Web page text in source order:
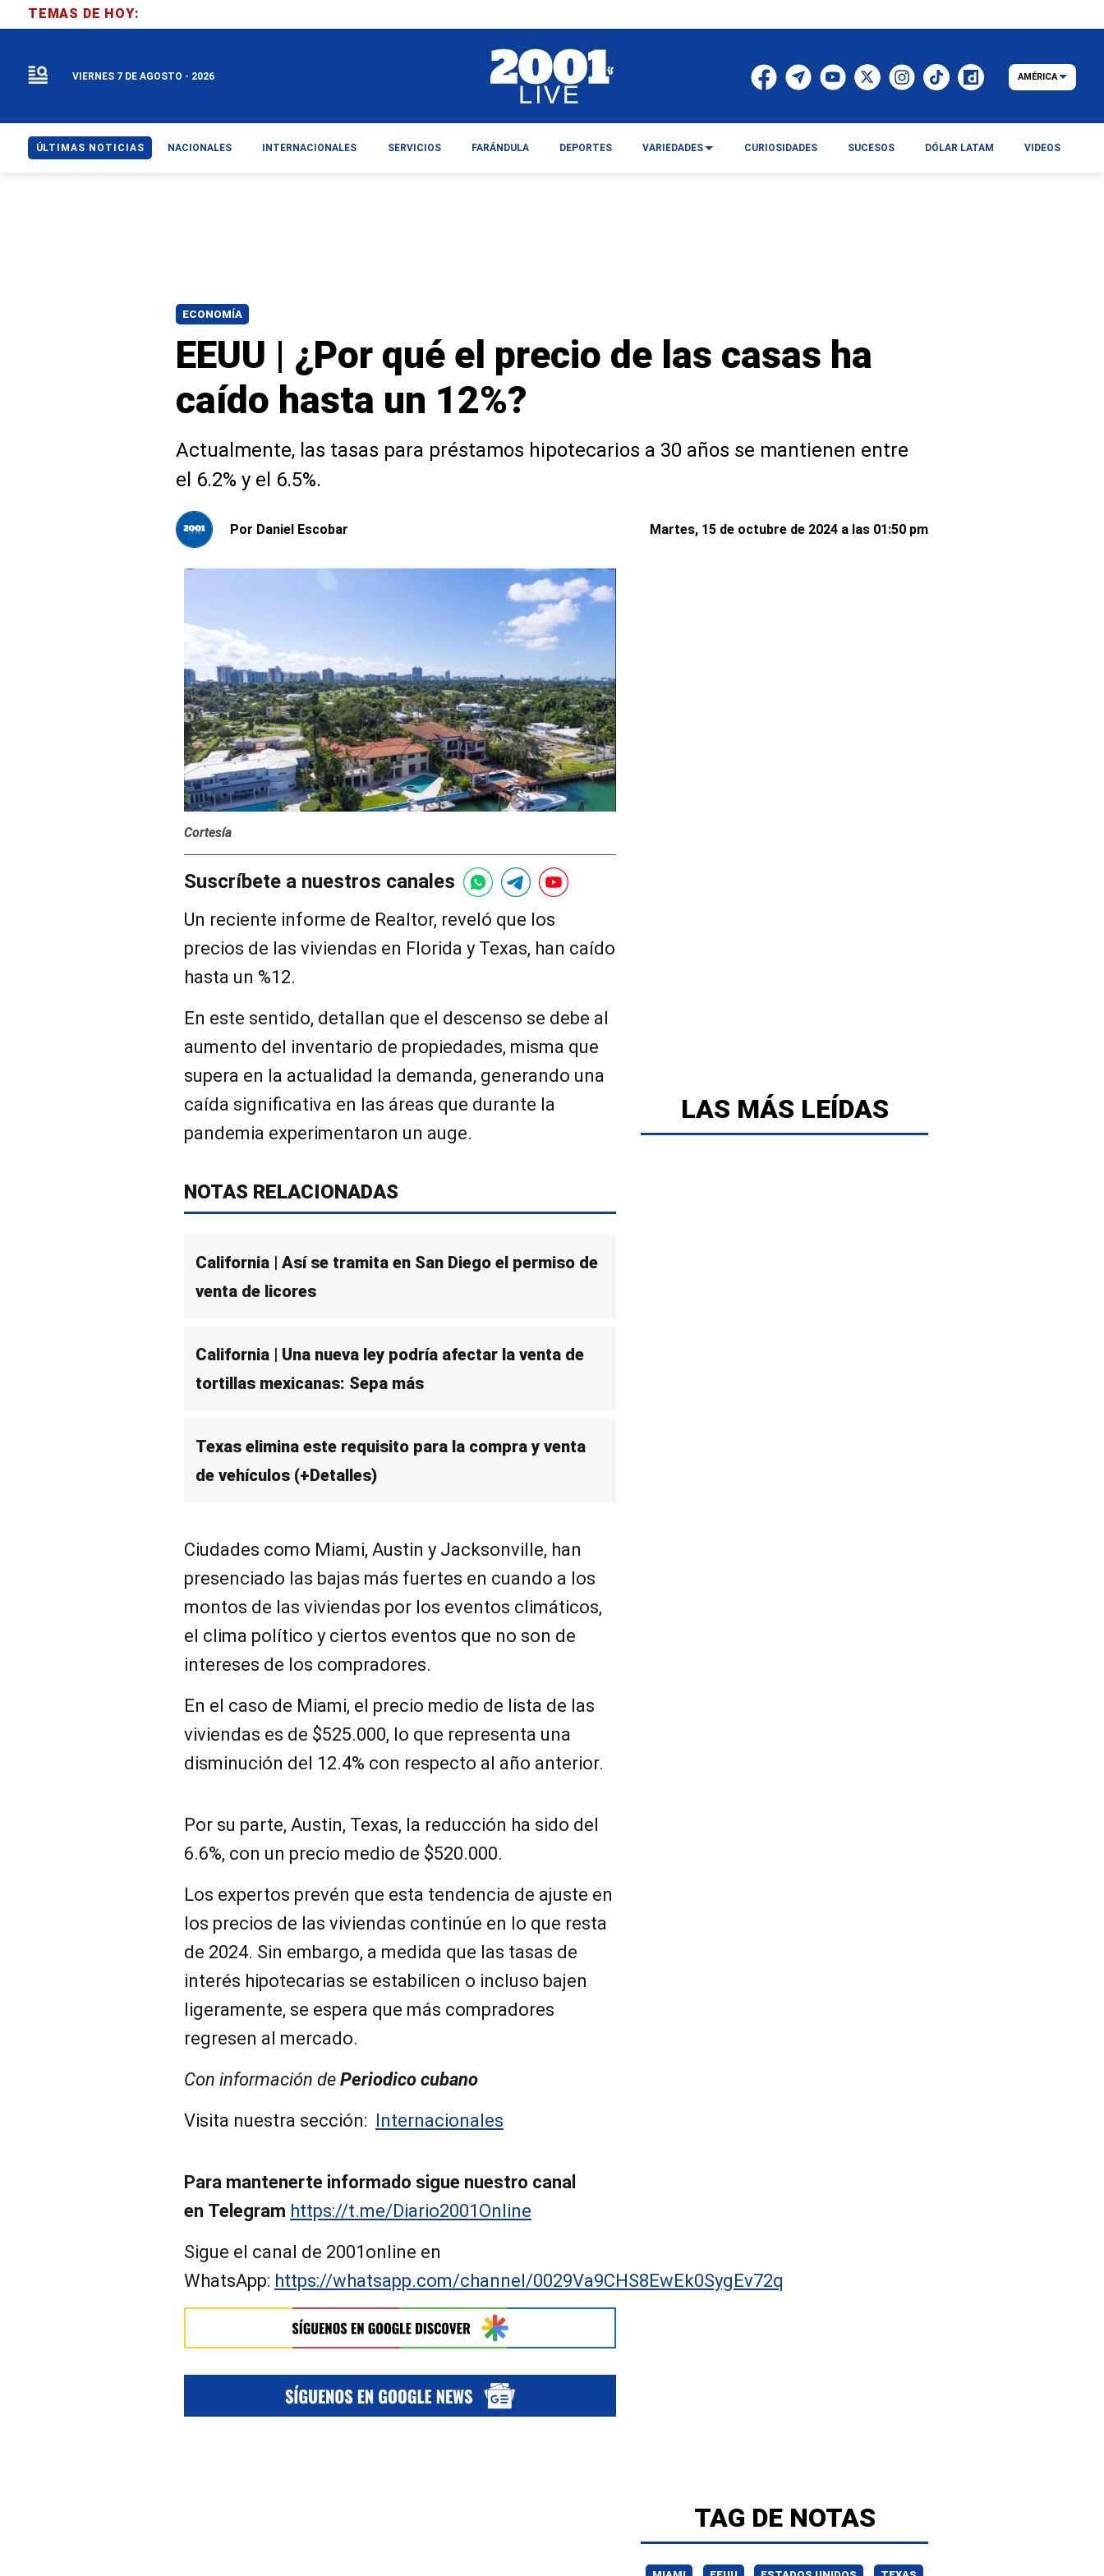
ECONOMÍA
EEUU | ¿Por qué el precio de las casas ha
caído hasta un 12%?
Actualmente, las tasas para préstamos hipotecarios a 30 años se mantienen entre
el 6.2% y el 6.5%.
Por Daniel Escobar Martes, 15 de octubre de 2024 a las 01:50 pm
Cortesía
Suscríbete a nuestros canales
Un reciente informe de Realtor, reveló que los
precios de las viviendas en Florida y Texas, han caído
hasta un %12.
En este sentido, detallan que el descenso se debe al
aumento del inventario de propiedades, misma que
supera en la actualidad la demanda, generando una
caída significativa en las áreas que durante la
pandemia experimentaron un auge.
NOTAS RELACIONADAS
California | Así se tramita en San Diego el permiso de
venta de licores
California | Una nueva ley podría afectar la venta de
tortillas mexicanas: Sepa más
Texas elimina este requisito para la compra y venta
de vehículos (+Detalles)
Ciudades como Miami, Austin y Jacksonville, han
presenciado las bajas más fuertes en cuando a los
montos de las viviendas por los eventos climáticos,
el clima político y ciertos eventos que no son de
intereses de los compradores.
En el caso de Miami, el precio medio de lista de las
viviendas es de $525.000, lo que representa una
disminución del 12.4% con respecto al año anterior.
Por su parte, Austin, Texas, la reducción ha sido del
6.6%, con un precio medio de $520.000.
Los expertos prevén que esta tendencia de ajuste en
los precios de las viviendas continúe en lo que resta
de 2024. Sin embargo, a medida que las tasas de
interés hipotecarias se estabilicen o incluso bajen
ligeramente, se espera que más compradores
regresen al mercado.
Con información de Periodico cubano
Visita nuestra sección: Internacionales
Para mantenerte informado sigue nuestro canal
en Telegram https://t.me/Diario2001Online
Sigue el canal de 2001online en
WhatsApp: https://whatsapp.com/channel/0029Va9CHS8EwEk0SygEv72q
LAS MÁS LEÍDAS
TAG DE NOTAS
TEMAS DE HOY:
VIERNES 7 DE AGOSTO - 2026 AMÉRICA
ÚLTIMAS NOTICIAS NACIONALES INTERNACIONALES SERVICIOS FARÁNDULA DEPORTES VARIEDADES CURIOSIDADES SUCESOS DÓLAR LATAM VIDEOS